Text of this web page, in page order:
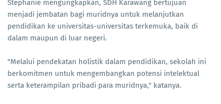
Stephanie mengungkapkan, SDH Karawang bertujuan
menjadi jembatan bagi muridnya untuk melanjutkan
pendidikan ke universitas-universitas terkemuka, baik di
dalam maupun di luar negeri.
"Melalui pendekatan holistik dalam pendidikan, sekolah ini
berkomitmen untuk mengembangkan potensi intelektual
serta keterampilan pribadi para muridnya," katanya.